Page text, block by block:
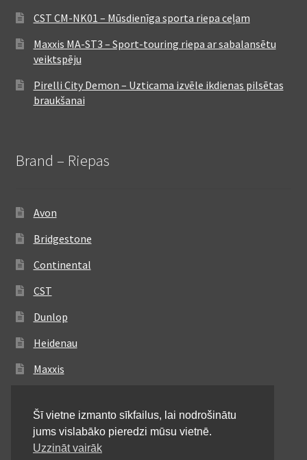
CST CM-NK01 – Mūsdienīga sporta riepa ceļam
Maxxis MA-ST3 – Sport-touring riepa ar sabalansētu
veiktspēju
Pirelli City Demon – Uzticama izvēle ikdienas pilsētas
braukšanai
Brand – Riepas
Avon
Bridgestone
Continental
CST
Dunlop
Heidenau
Maxxis
Michelin
Mitas
Šī vietne izmanto sīkfailus, lai nodrošinātu
jums vislabāko pieredzi mūsu vietnē.
Uzzināt vairāk